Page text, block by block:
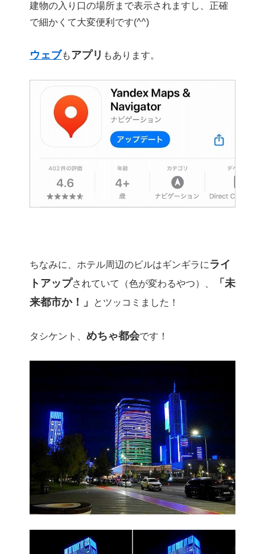
建物の入り口の場所まで表示されますし、正確
で細かくて大変便利です(^^)
ウェブもアプリ もあります。
ちなみに、ホテル周辺のビルはギンギラに ライ
トアップされていて（色が変わるやつ）、
「未
来都市か！」
とツッコミました！
タシケント、 めちゃ都会です！